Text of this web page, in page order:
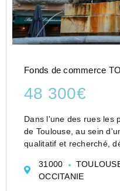
Fonds de commerce
48 300€
Dans l'une des rues les
de Toulouse, au sein
qualitatif et recherché,
potentiel de dévelo...
31000
OCCITANIE